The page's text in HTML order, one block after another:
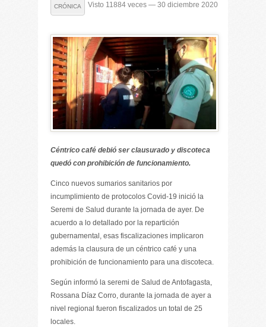
CRÓNICA Visto 11884 veces — 30 diciembre 2020
Céntrico café debió ser clausurado y discoteca
quedó con prohibición de funcionamiento.
Cinco nuevos sumarios sanitarios por
incumplimiento de protocolos Covid-19 inició la
Seremi de Salud durante la jornada de ayer. De
acuerdo a lo detallado por la repartición
gubernamental, esas fiscalizaciones implicaron
además la clausura de un céntrico café y una
prohibición de funcionamiento para una discoteca.
Según informó la seremi de Salud de Antofagasta,
Rossana Díaz Corro, durante la jornada de ayer a
nivel regional fueron fiscalizados un total de 25
locales.